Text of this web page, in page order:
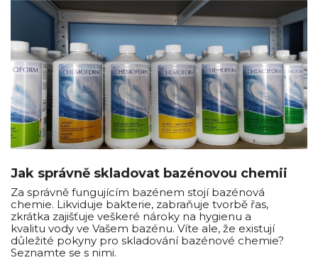
Jak správně skladovat bazénovou chemii
Za správně fungujícím bazénem stojí bazénová
chemie. Likviduje bakterie, zabraňuje tvorbě řas,
zkrátka zajišťuje veškeré nároky na hygienu a
kvalitu vody ve Vašem bazénu. Víte ale, že existují
důležité pokyny pro skladování bazénové chemie?
Seznamte se s nimi.